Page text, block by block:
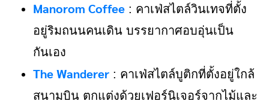
Manorom Coffee : คาเฟ่สไตล์วินเทจที่ตั้ง
อยู่ริมถนนคนเดิน บรรยากาศอบอุ่นเป็น
กันเอง
The Wanderer : คาเฟ่สไตล์บูติกที่ตั้งอยู่ใกล้
สนามบิน ตกแต่งด้วยเฟอร์นิเจอร์จากไม้และ